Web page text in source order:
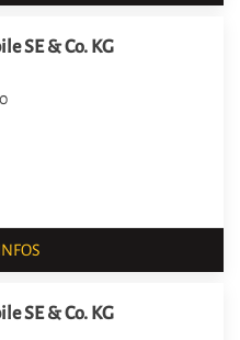
SE & Co. KG
SE & Co. KG